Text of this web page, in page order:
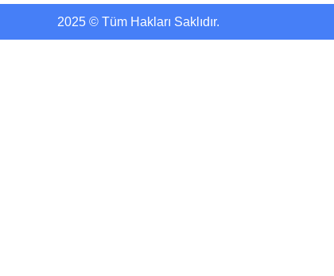
2025 © Tüm Hakları Saklıdır.